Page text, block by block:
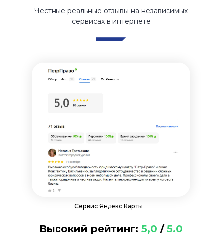
Честные реальные отзывы на независимых
сервисах в интернете
Высокий рейтинг: 5,0 / 5.0
Сервис Яндекс Карты